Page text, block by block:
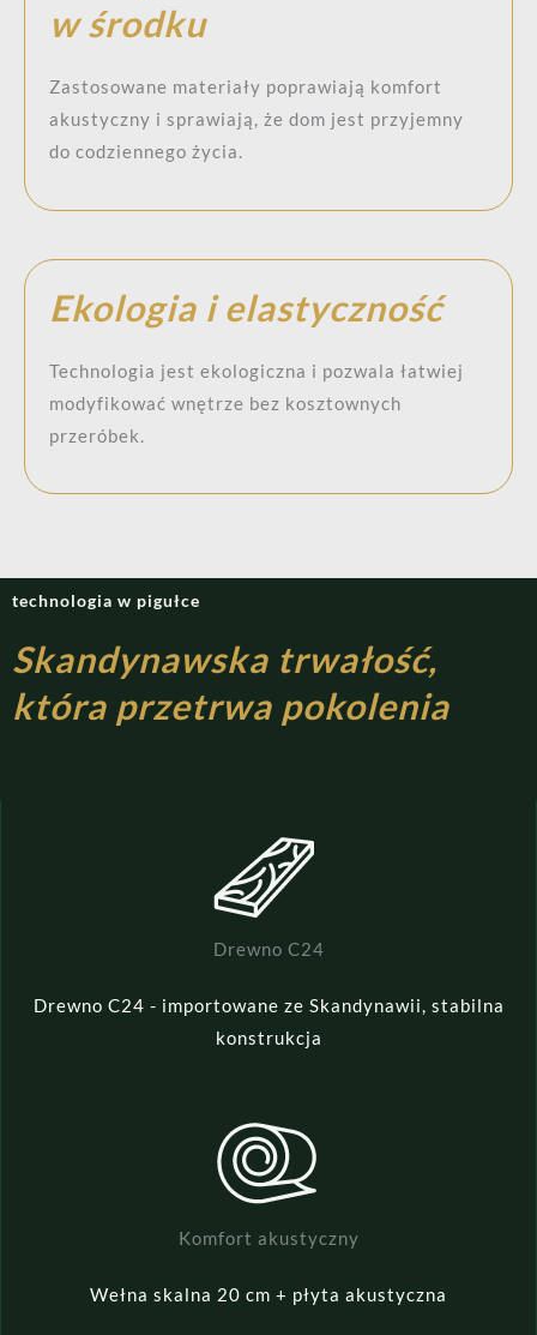
w środku
Zastosowane materiały poprawiają komfort
akustyczny i sprawiają, że dom jest przyjemny
do codziennego życia.
Ekologia i elastyczność
Technologia jest ekologiczna i pozwala łatwiej
modyfikować wnętrze bez kosztownych
przeróbek.
technologia w pigułce
Skandynawska trwałość,
która przetrwa pokolenia
Drewno C24
Drewno C24 - importowane ze Skandynawii, stabilna
konstrukcja
Komfort akustyczny
Wełna skalna 20 cm + płyta akustyczna